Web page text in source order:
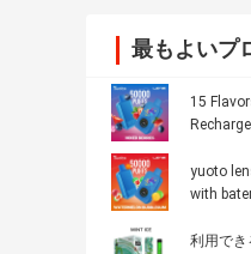
最もよいプ
15
yuoto
with
利用でき